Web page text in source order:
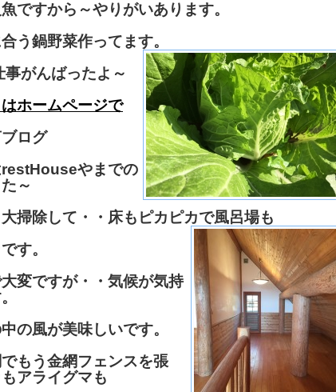
ですから～やりがいあります。
鍋野菜作ってます。
事がんばったよ～
ームページで
ログ
やまでの
～
掃除して・・床もピカピカで風呂場も
す。
変ですが・・気候が気持
風が美味しいです。
もう金網フェンスを張
アライグマも